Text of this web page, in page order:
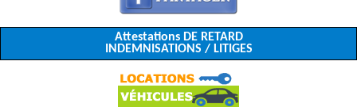
Attestations DE RETARD
INDEMNISATIONS / LITIGES